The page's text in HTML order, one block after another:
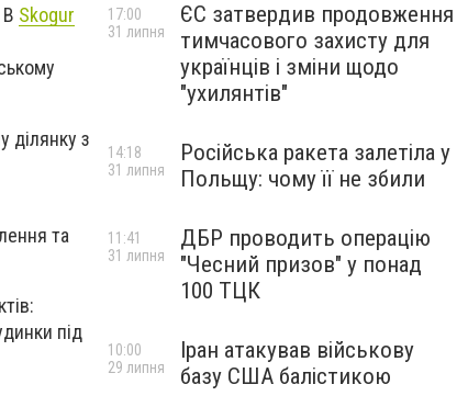
В Skogur
ділянку з
та
під
ЄС затвердив продовження
тимчасового захисту для
українців і зміни щодо
"ухилянтів"
17:00
31 липня
Російська ракета залетіла у
Польщу: чому її не збили
14:18
31 липня
ДБР проводить операцію
"Чесний призов" у понад
100 ТЦК
11:41
31 липня
Іран атакував військову
базу США балістикою
10:00
29 липня